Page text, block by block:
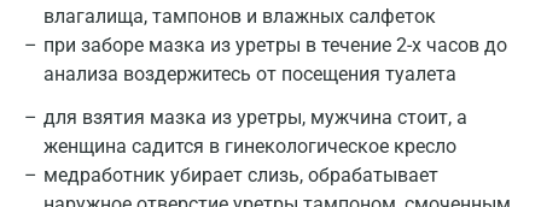
влагалища, тампонов и влажных салфеток
при заборе мазка из уретры в течение 2-х часов до
анализа воздержитесь от посещения туалета
для взятия мазка из уретры, мужчина стоит, а
женщина садится в гинекологическое кресло
медработник убирает слизь, обрабатывает